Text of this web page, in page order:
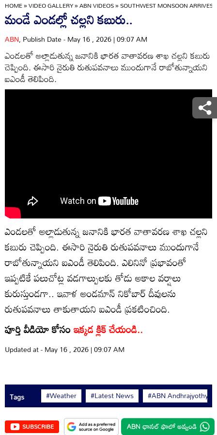
HOME»VIDEO GALLERY»ABN VIDEOS»SOUTHWEST MONSOON
మండే ఎండల్లో చల్లని కబురు..
ABN, Publish Date - May 16 , 2026 | 09:07 AM
ఎండలతో అల్లాడుతున్న జనానికి భారత వాతావరణ శాఖ చల్లని కబురు
చెప్పింది. ఈసారి నైరుతి రుతుపవనాలు ముందుగానే రాబోతున్నాయని
ఐఎండీ తెలిపింది.
ఎండలతో అల్లాడుతున్న జనానికి భారత వాతావరణ శాఖ చల్లని
కబురు చెప్పింది. ఈసారి నైరుతి రుతుపవనాలు ముందుగానే
రాబోతున్నాయని ఐఎండీ తెలిపింది. ఎలినినో ప్రభావంతో
ఇప్పటికే పలుచోట్ల వడగాల్పులకు తోడు అకాల వర్షాలు
కురుస్తుండగా.. ఇవాళ అండమాన్ నికోబార్ దీవులను
రుతుపవనాలు తాకుతాయని ఐఎండీ ప్రకటించింది.
పూర్తి వీడియో కోసంఇక్కడ క్లిక్ చేయండి..
Updated at - May 16 , 2026 | 09:07 AM
Tags #Weather #Latest News #ABN Andhrajyothy
SUBSCRIBE